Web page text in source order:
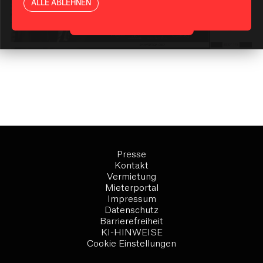
ALLE ABLEHNEN
Presse
Kontakt
Vermietung
Mieterportal
Impressum
Datenschutz
Barrierefreiheit
KI-HINWEISE
Cookie Einstellungen